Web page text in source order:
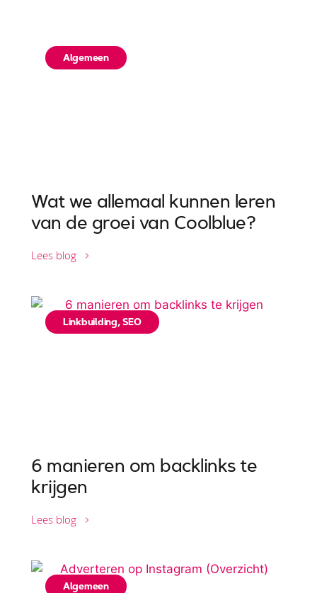
Wat we allemaal kunnen leren
van de groei van Coolblue?
Algemeen
Lees blog
6 manieren om backlinks te
krijgen
Linkbuilding,SEO
Lees blog
Algemeen